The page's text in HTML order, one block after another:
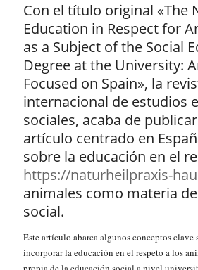
Con el título original «The
Education in Respect for
as a Subject of the Social
Degree at the University:
Focused on Spain», la
internacional de estudios
sociales, acaba de
artículo centrado en
sobre la educación en el
https://naturheilpraxis-
animales como materia
social.
Este artículo abarca algunos conceptos clave
incorporar la educación en el respeto a los